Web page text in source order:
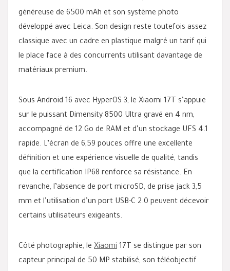
généreuse de 6500 mAh et son système photo
développé avec Leica. Son design reste toutefois assez
classique avec un cadre en plastique malgré un tarif qui
le place face à des concurrents utilisant davantage de
matériaux premium.
Sous Android 16 avec HyperOS 3, le Xiaomi 17T s’appuie
sur le puissant Dimensity 8500 Ultra gravé en 4 nm,
accompagné de 12 Go de RAM et d’un stockage UFS 4.1
rapide. L’écran de 6,59 pouces offre une excellente
définition et une expérience visuelle de qualité, tandis
que la certification IP68 renforce sa résistance. En
revanche, l’absence de port microSD, de prise jack 3,5
mm et l’utilisation d’un port USB-C 2.0 peuvent décevoir
certains utilisateurs exigeants.
Côté photographie, le Xiaomi 17T se distingue par son
capteur principal de 50 MP stabilisé, son téléobjectif